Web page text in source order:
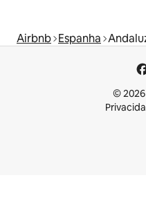
Airbnb Espanha
©